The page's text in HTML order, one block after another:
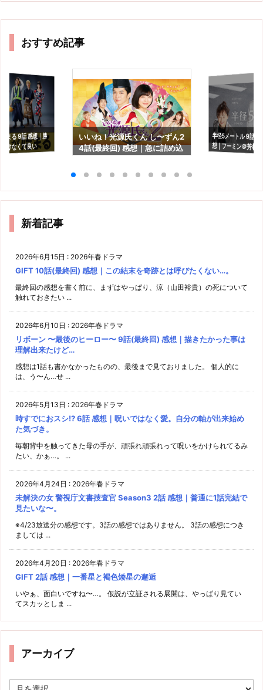
おすすめ記事
まる 9話 感想｜勝
けなくて良い
いいね！光源氏くん し〜ずん2
4話(最終回) 感想｜急に詰め込
半径5メートル 9話(
想｜フーミン＠芳根
長を見守るドラマで
新着記事
2026年6月15日 : 2026年春ドラマ
GIFT 10話(最終回) 感想｜この結末を奇跡とは呼びたくない…。
最終回の感想を書く前に、まずはやっぱり、涼（山田裕貴）の死について
触れておきたい ...
2026年6月10日 : 2026年春ドラマ
リボーン 〜最後のヒーロー〜 9話(最終回) 感想｜描きたかった事は
理解出来たけど…
感想は1話も書かなかったものの、最後まで見ておりました。 個人的に
は、う〜ん…せ ...
2026年5月13日 : 2026年春ドラマ
時すでにおスシ!? 6話 感想｜呪いではなく愛。自分の軸が出来始め
た気づき。
毎朝背中を触ってきた母の手が、頑張れ頑張れって呪いをかけられてるみ
たい、かぁ…。 ...
2026年4月24日 : 2026年春ドラマ
未解決の女 警視庁文書捜査官 Season3 2話 感想｜普通に1話完結で
見たいな〜。
※4/23放送分の感想です。3話の感想ではありません。 3話の感想につき
ましては ...
2026年4月20日 : 2026年春ドラマ
GIFT 2話 感想｜一番星と褐色矮星の邂逅
いやぁ、面白いですね〜…。 仮説が立証される展開は、やっぱり見てい
てスカッとしま ...
アーカイブ